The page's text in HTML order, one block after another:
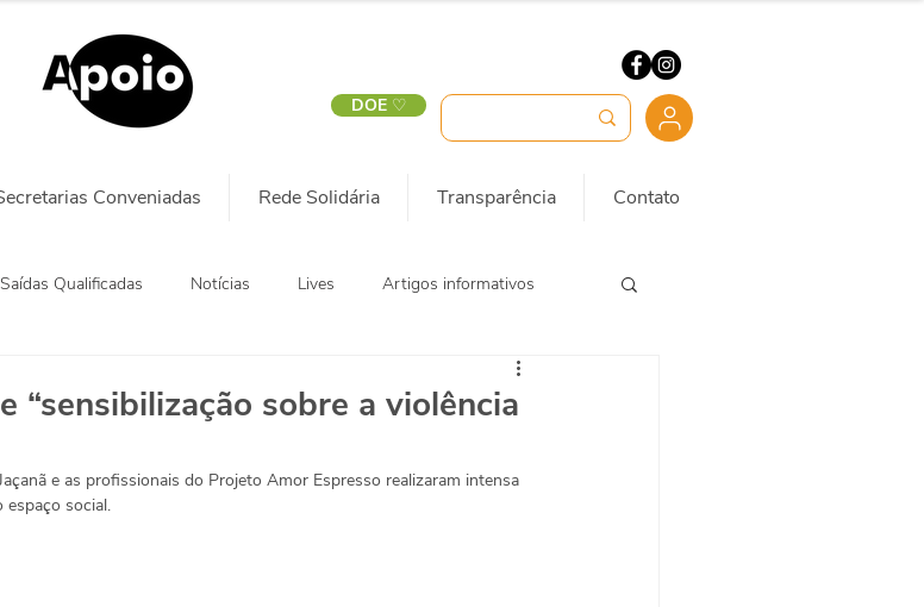
DOE ♡
Conveniadas Rede Solidária Transparência Contato
Saídas Qualificadas Notícias Lives Artigos informativos
“sensibilização sobre a violência
e as profissionais do Projeto Amor Espresso realizaram intensa
social.